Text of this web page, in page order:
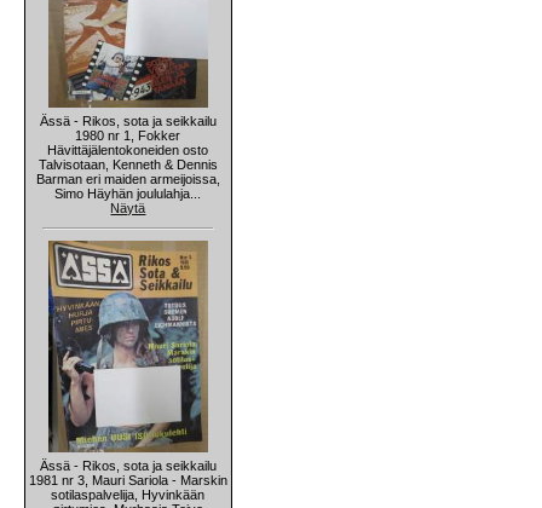
Ässä - Rikos, sota ja seikkailu
1980 nr 1, Fokker
Hävittäjälentokoneiden osto
Talvisotaan, Kenneth & Dennis
Barman eri maiden armeijoissa,
Simo Häyhän joululahja...
Näytä
Ässä - Rikos, sota ja seikkailu
1981 nr 3, Mauri Sariola - Marskin
sotilaspalvelija, Hyvinkään